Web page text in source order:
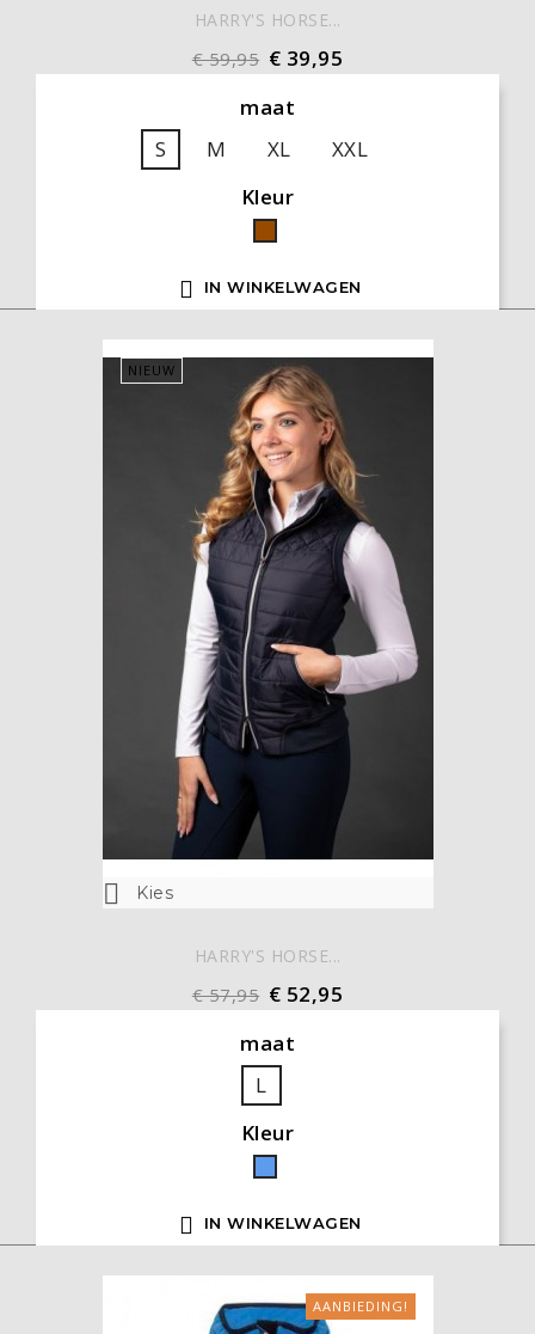
HARRY'S HORSE...
€ 59,95 € 39,95
maat
S
M XL
XXL
Kleur
Bruin
 IN WINKELWAGEN
 Kies
NIEUW
HARRY'S HORSE...
€ 57,95 € 52,95
maat
L
Kleur
Blauw
 IN WINKELWAGEN
AANBIEDING!